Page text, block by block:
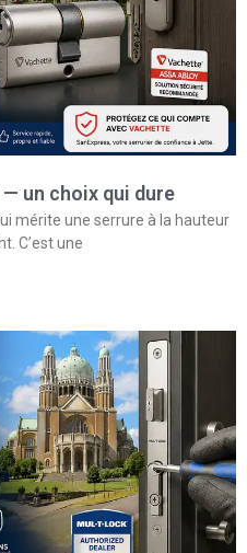
un choix qui dure
mérite une serrure à la hauteur
C’est une